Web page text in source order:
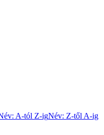
A-tól Z-igNév: Z-től A-ig